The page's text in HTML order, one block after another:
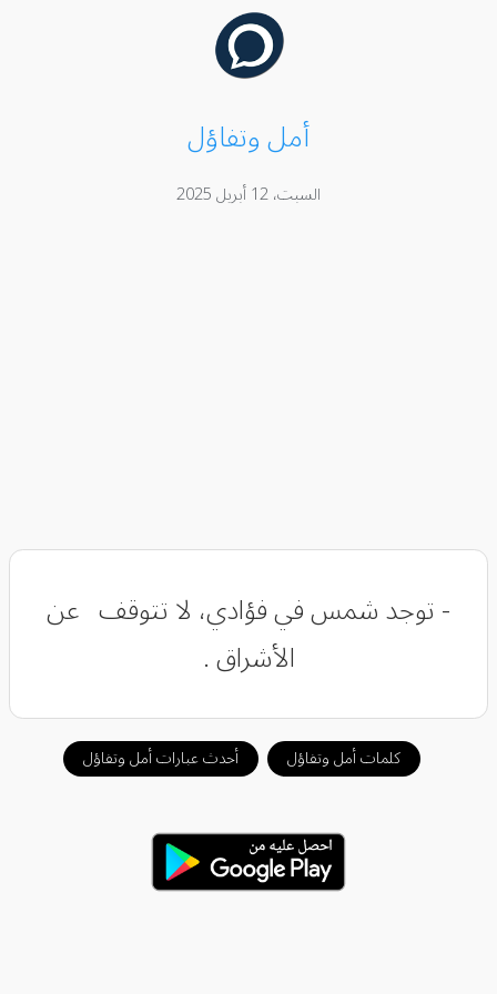
أمل وتفاؤل
السبت، 12 أبريل 2025
- توجد شمس في فؤادي، لا تتوقف عن
الأشراق .
كلمات أمل وتفاؤل أحدث عبارات أمل وتفاؤل